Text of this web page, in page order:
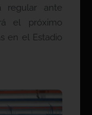
regular ante
el próximo
en el Estadio